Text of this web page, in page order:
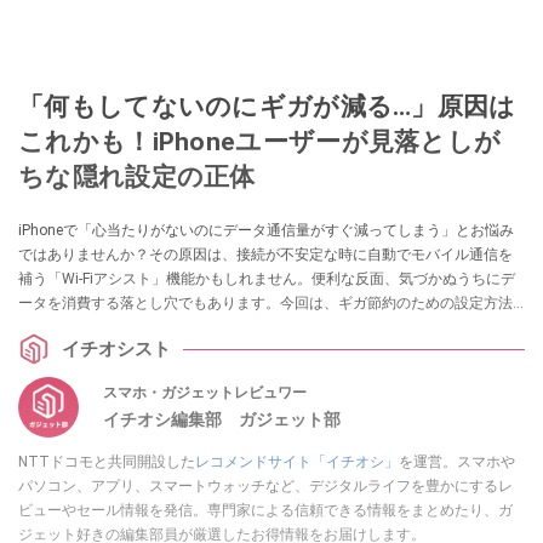
「何もしてないのにギガが減る…」原因は
これかも！iPhoneユーザーが見落としが
ちな隠れ設定の正体
iPhoneで「心当たりがないのにデータ通信量がすぐ減ってしまう」とお悩み
ではありませんか？その原因は、接続が不安定な時に自動でモバイル通信を
補う「Wi-Fiアシスト」機能かもしれません。便利な反面、気づかぬうちにデ
ータを消費する落とし穴でもあります。今回は、ギガ節約のための設定方法
イチオシスト
スマホ・ガジェットレビュワー
イチオシ編集部 ガジェット部
NTTドコモと共同開設した レコメンドサイト「イチオシ」 を運営。スマホや
パソコン、アプリ、スマートウォッチなど、デジタルライフを豊かにするレ
ビューやセール情報を発信。専門家による信頼できる情報をまとめたり、ガ
ジェット好きの編集部員が厳選したお得情報をお届けします。